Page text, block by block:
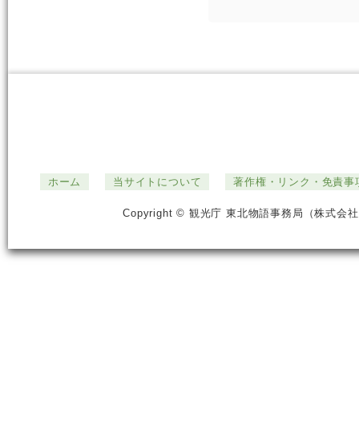
ホーム 当サイトについて 著作権・リンク・免責事
Copyright © 観光庁 東北物語事務局（株式会